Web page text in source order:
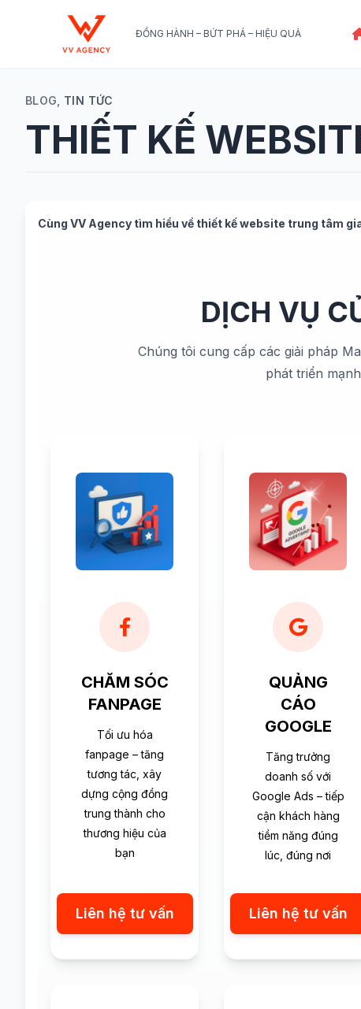
ĐỒNG HÀNH – BỨT PHÁ – HIỆU QUẢ
BLOG, TIN TỨC
THIẾT KẾ
Cùng VV Agency tìm hiểu về thiết kế website trung tâm
DỊCH VỤ
Chúng tôi cung cấp các giải pháp
phát triển
CHĂM SÓC
FANPAGE
Tối ưu hóa
fanpage – tăng
tương tác, xây
dựng cộng đồng
trung thành cho
thương hiệu của
bạn
Liên hệ tư vấn
QUẢNG
CÁO
GOOGLE
Tăng trưởng
doanh số với
Google Ads – tiếp
cận khách hàng
tiềm năng đúng
lúc, đúng nơi
Liên hệ tư vấn